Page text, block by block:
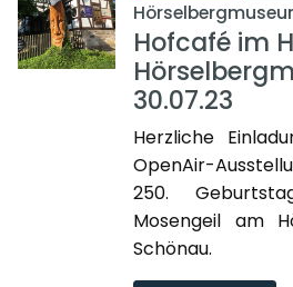
Hofcafé im
30.07.23
Herzliche
OpenAir-
250.
Mosengeil am
Schönau.